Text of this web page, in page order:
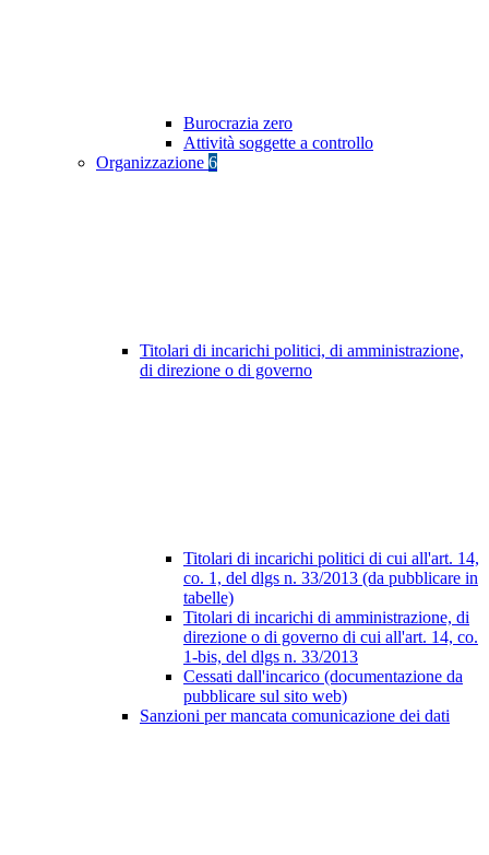
Burocrazia zero
Attività soggette a controllo
Organizzazione 6
Titolari di incarichi politici, di amministrazione,
di direzione o di governo
Titolari di incarichi politici di cui all'art. 14,
co. 1, del dlgs n. 33/2013 (da pubblicare in
tabelle)
Titolari di incarichi di amministrazione, di
direzione o di governo di cui all'art. 14, co.
1-bis, del dlgs n. 33/2013
Cessati dall'incarico (documentazione da
pubblicare sul sito web)
Sanzioni per mancata comunicazione dei dati